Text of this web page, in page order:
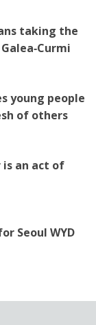
taking the
young people
of others
is an act of
Seoul WYD